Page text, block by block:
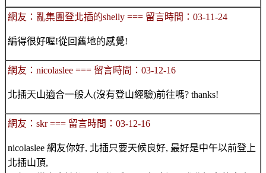
網友：亂集團登北插的shelly === 留言時間：03-11-24
編得很好喔!從回舊地的感覺!
網友：nicolaslee === 留言時間：03-12-16
北插天山適合一般人(沒有登山經驗)前往嗎? thanks!
網友：skr === 留言時間：03-12-16
nicolaslee 網友你好, 北插只要天候良好, 最好是中午以前登上
北插山頂,